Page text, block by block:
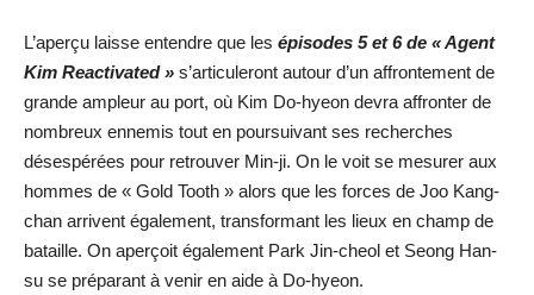
L’aperçu laisse entendre que les épisodes 5 et 6 de « Agent
Kim Reactivated » s’articuleront autour d’un affrontement de
grande ampleur au port, où Kim Do-hyeon devra affronter de
nombreux ennemis tout en poursuivant ses recherches
désespérées pour retrouver Min-ji. On le voit se mesurer aux
hommes de « Gold Tooth » alors que les forces de Joo Kang-
chan arrivent également, transformant les lieux en champ de
bataille. On aperçoit également Park Jin-cheol et Seong Han-
su se préparant à venir en aide à Do-hyeon.